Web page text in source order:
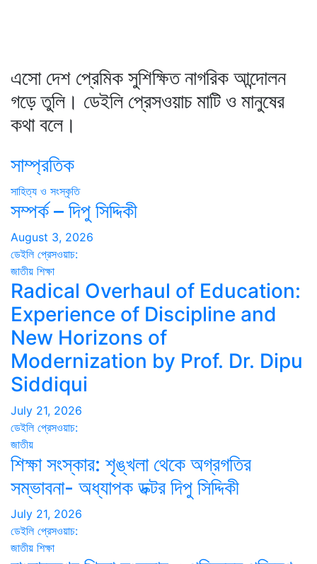
এসো দেশ প্রেমিক সুশিক্ষিত নাগরিক আন্দোলন
গড়ে তুলি। ডেইলি প্রেসওয়াচ মাটি ও মানুষের
কথা বলে।
সাম্প্রতিক
সাহিত্য ও সংস্কৃতি
সম্পর্ক – দিপু সিদ্দিকী
August 3, 2026
ডেইলি প্রেসওয়াচ:
জাতীয় শিক্ষা
Radical Overhaul of Education:
Experience of Discipline and
New Horizons of
Modernization by Prof. Dr. Dipu
Siddiqui
July 21, 2026
ডেইলি প্রেসওয়াচ:
জাতীয়
শিক্ষা সংস্কার: শৃঙ্খলা থেকে অগ্রগতির
সম্ভাবনা- অধ্যাপক ডক্টর দিপু সিদ্দিকী
July 21, 2026
ডেইলি প্রেসওয়াচ:
জাতীয় শিক্ষা